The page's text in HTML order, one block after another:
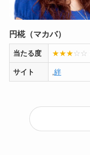
円椛（マカバ）
当たる度 ★★★☆ ☆
サイト ,絆